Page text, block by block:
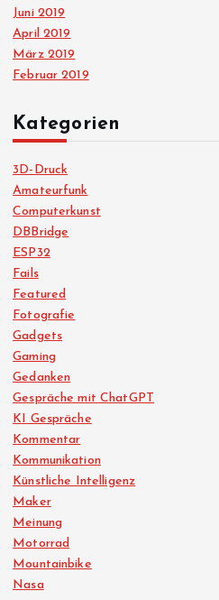
Juni 2019
April 2019
März 2019
Februar 2019
Kategorien
3D-Druck
Amateurfunk
Computerkunst
DBBridge
ESP32
Fails
Featured
Fotografie
Gadgets
Gaming
Gedanken
Gespräche mit ChatGPT
KI Gespräche
Kommentar
Kommunikation
Künstliche Intelligenz
Maker
Meinung
Motorrad
Mountainbike
Nasa